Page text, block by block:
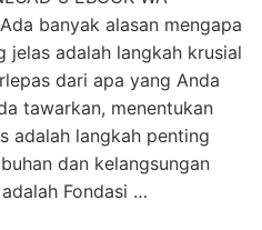
banyak alasan mengapa
jelas adalah langkah krusial
dari apa yang Anda
tawarkan, menentukan
adalah langkah penting
dan kelangsungan
Fondasi …